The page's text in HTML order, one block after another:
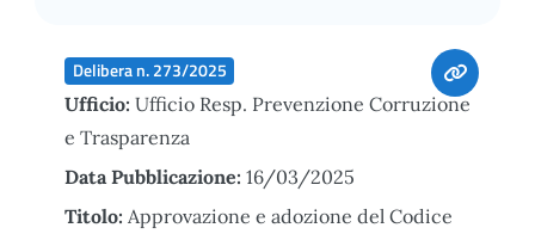
Delibera n. 273/2025
Ufficio: Ufficio Resp. Prevenzione Corruzione
e Trasparenza
Data Pubblicazione: 16/03/2025
Titolo: Approvazione e adozione del Codice